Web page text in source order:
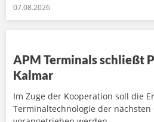
07.08.2026
APM Terminals schließt
Kalmar
Im Zuge der Kooperation soll die
Terminaltechnologie der nächsten